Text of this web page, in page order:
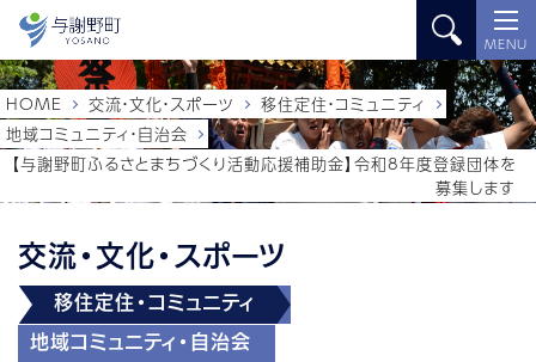
MENU
交流・文化・スポーツ
移住定住・コミュニティ
地域コミュニティ・自治会
HOME 交流・文化・スポーツ
移住定住・コミュニティ
地域コミュニティ・自治会
【与謝野町ふるさとまちづくり活動応援補助金】令和8年度登録団体を
募集します